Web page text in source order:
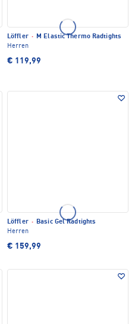
Löffler · M Elastic Thermo Radtights
Herren
€ 119,99
Löffler · Basic Gel Radtights
Herren
€ 159,99